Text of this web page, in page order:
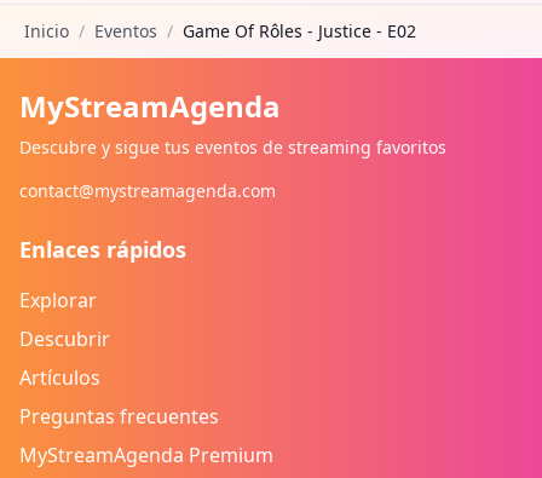
Inicio / Eventos / Game Of Rôles - Justice - E02
MyStreamAgenda
Descubre y sigue tus eventos de streaming favoritos
contact@mystreamagenda.com
Enlaces rápidos
Explorar
Descubrir
Artículos
Preguntas frecuentes
MyStreamAgenda Premium